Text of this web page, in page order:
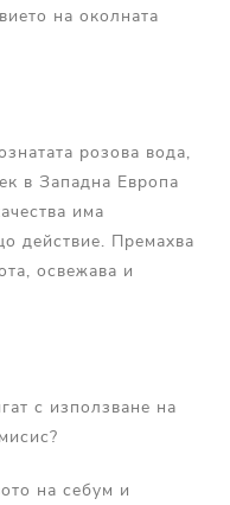
на околната
розова вода,
в Западна Европа
има
действие. Премахва
освежава и
с използване на
на себум и